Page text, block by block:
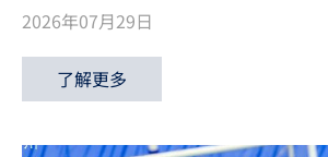
2026年07月29日
了解更多